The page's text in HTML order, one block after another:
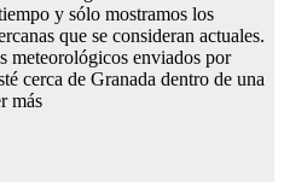
y sólo mostramos los
que se consideran actuales.
meteorológicos enviados por
cerca de Granada dentro de una
más